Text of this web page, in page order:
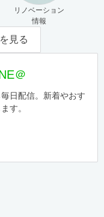
リノベーション
情報
見る
＠
日配信。新着やおす
す。